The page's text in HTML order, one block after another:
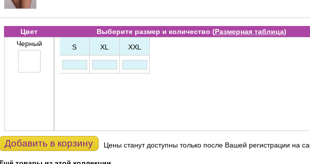
Цвет Выберите размер и количество (Размерная таблица)
Черный
S XL XXL
Добавить в корзину Цены станут доступны только после Вашей регистрации на